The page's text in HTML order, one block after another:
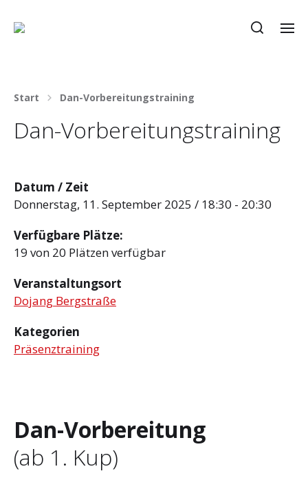
Start Dan-Vorbereitungstraining
Dan-Vorbereitungstraining
Datum / Zeit
Donnerstag, 11. September 2025 / 18:30 - 20:30
Verfügbare Plätze:
19 von 20 Plätzen verfügbar
Veranstaltungsort
Dojang Bergstraße
Kategorien
Präsenztraining
Dan-Vorbereitung
(ab 1. Kup)